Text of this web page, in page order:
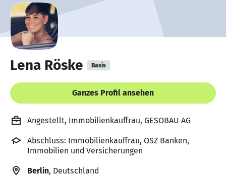
Lena Röske Basis
Ganzes Profil ansehen
Angestellt, Immobilienkauffrau, GESOBAU AG
Abschluss: Immobilienkauffrau, OSZ Banken,
Immobilien und Versicherungen
Berlin, Deutschland